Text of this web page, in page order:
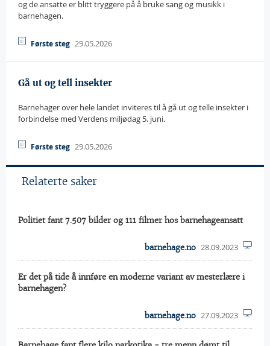
og de ansatte er blitt tryggere på å bruke sang og musikk i
barnehagen.
Første steg 29.05.2026
Gå ut og tell insekter
Barnehager over hele landet inviteres til å gå ut og telle insekter i
forbindelse med Verdens miljødag 5. juni.
Første steg 29.05.2026
Relaterte saker
Politiet fant 7.507 bilder og 111 filmer hos barnehageansatt
barnehage.no 28.09.2023
Er det på tide å innføre en moderne variant av mesterlære i
barnehagen?
barnehage.no 27.09.2023